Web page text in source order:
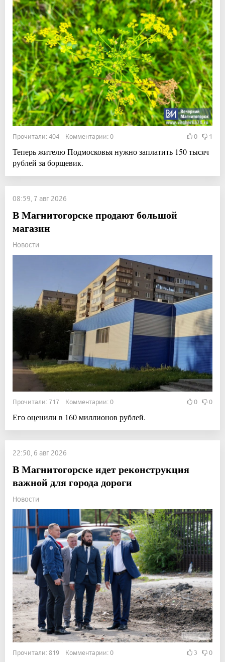
Прочитали: 404 Комментарии: 0 0 1
Теперь жителю Подмосковья нужно заплатить 150 тысяч
рублей за борщевик.
08:59, 7 авг 2026
В Магнитогорске продают большой
магазин
Новости
Прочитали: 717 Комментарии: 0 0 0
Его оценили в 160 миллионов рублей.
22:50, 6 авг 2026
В Магнитогорске идет реконструкция
важной для города дороги
Новости
Прочитали: 819 Комментарии: 0 3 0